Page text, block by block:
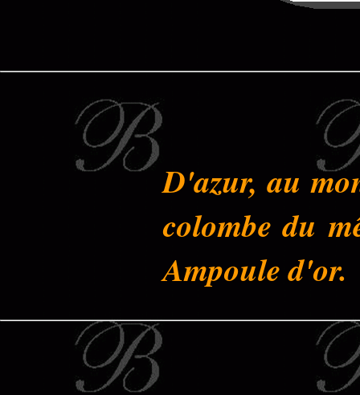
D'azur, au
colombe du
Ampoule d'or.